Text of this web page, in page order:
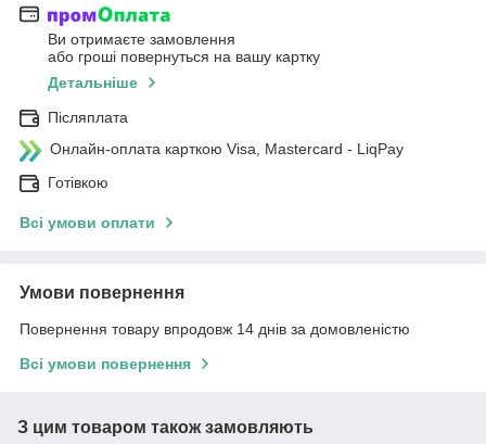
Ви отримаєте замовлення
або гроші повернуться на вашу картку
Детальніше
Післяплата
Онлайн-оплата карткою Visa, Mastercard - LiqPay
Готівкою
Всі умови оплати
Умови повернення
Повернення товару впродовж 14 днів за домовленістю
Всі умови повернення
З цим товаром також замовляють